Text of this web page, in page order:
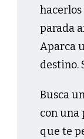
parada
Aparca
destino.
Busca
con
que te